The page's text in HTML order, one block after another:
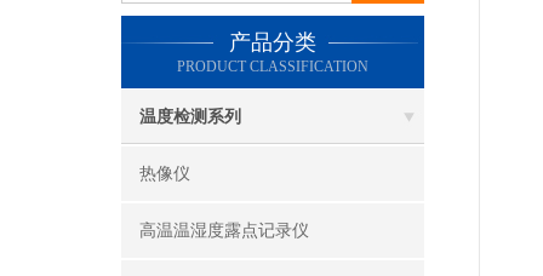
产品分类
PRODUCT CLASSIFICATION
温度检测系列
热像仪
高温温湿度露点记录仪